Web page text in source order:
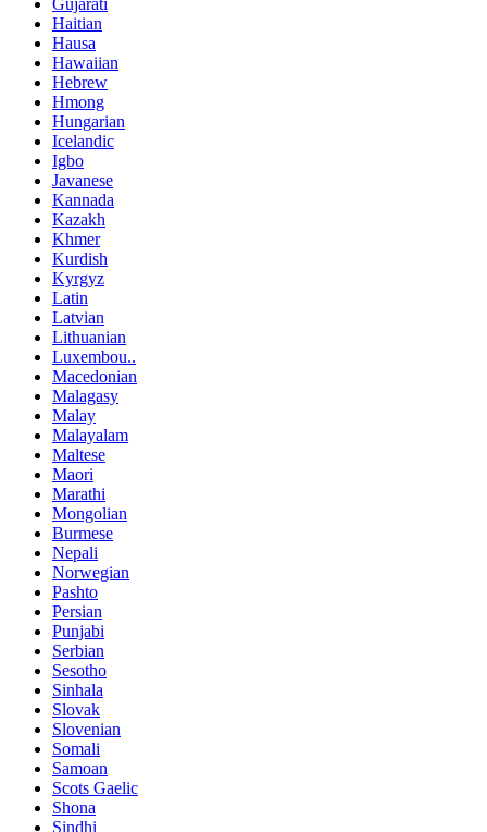
Gujarati
Haitian
Hausa
Hawaiian
Hebrew
Hmong
Hungarian
Icelandic
Igbo
Javanese
Kannada
Kazakh
Khmer
Kurdish
Kyrgyz
Latin
Latvian
Lithuanian
Luxembou..
Macedonian
Malagasy
Malay
Malayalam
Maltese
Maori
Marathi
Mongolian
Burmese
Nepali
Norwegian
Pashto
Persian
Punjabi
Serbian
Sesotho
Sinhala
Slovak
Slovenian
Somali
Samoan
Scots Gaelic
Shona
Sindhi